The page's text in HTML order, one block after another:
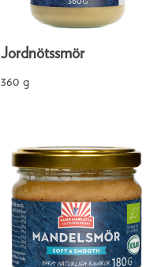
Jordnötssmör
360 g